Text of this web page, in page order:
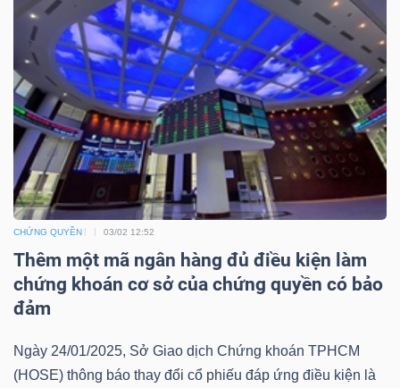
CHỨNG QUYỀN 03/02 12:52
Thêm một mã ngân hàng đủ điều kiện làm
chứng khoán cơ sở của chứng quyền có bảo
đảm
Ngày 24/01/2025, Sở Giao dịch Chứng khoán TPHCM
(HOSE) thông báo thay đổi cổ phiếu đáp ứng điều kiện là
TIỆN
ÍCH
BẤT
ĐỘNG
SẢN
Mã
chứng
khoán
Tất cả Cổ phiếu Chỉ số Chứng chỉ quỹ Chứng